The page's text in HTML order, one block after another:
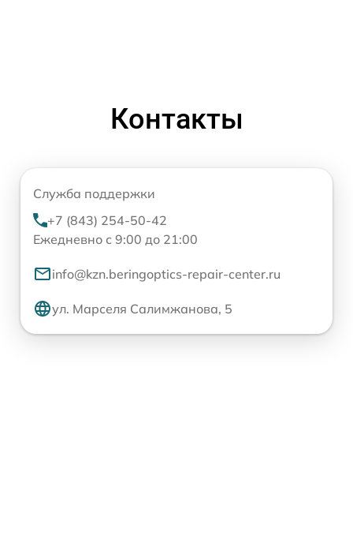
Контакты
Служба поддержки
+7 (843) 254-50-42
Ежедневно с 9:00 до 21:00
info@kzn.beringoptics-repair-center.ru
ул. Марселя Салимжанова, 5